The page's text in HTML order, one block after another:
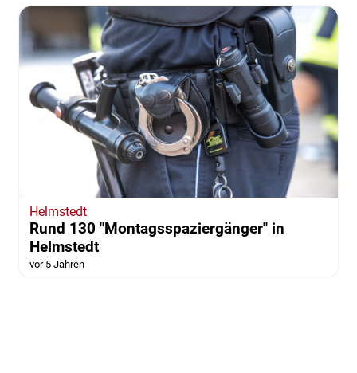
Helmstedt
Rund 130 "Montagsspaziergänger" in
Helmstedt
vor 5 Jahren